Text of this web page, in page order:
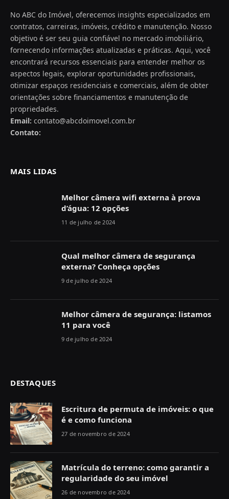
No ABC do Imóvel, oferecemos insights especializados em
contratos, carreiras, imóveis, crédito e manutenção. Nosso
objetivo é ser seu guia confiável no mercado imobiliário,
fornecendo informações atualizadas e práticas. Aqui, você
encontrará recursos essenciais para entender melhor os
aspectos legais, explorar oportunidades profissionais,
otimizar espaços residenciais e comerciais, além de obter
orientações sobre financiamentos e manutenção de
propriedades.
Email: contato@abcdoimovel.com.br
Contato:
MAIS LIDAS
Melhor câmera wifi externa à prova
d’água: 12 opções
11 de julho de 2024
Qual melhor câmera de segurança
externa? Conheça opções
9 de julho de 2024
Melhor câmera de segurança: listamos
11 para você
9 de julho de 2024
DESTAQUES
Escritura de permuta de imóveis: o que
é e como funciona
27 de novembro de 2024
Matrícula do terreno: como garantir a
regularidade do seu imóvel
26 de novembro de 2024